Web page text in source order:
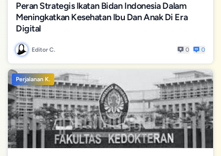
Peran Strategis Ikatan Bidan Indonesia Dalam
Meningkatkan Kesehatan Ibu Dan Anak Di Era
Digital
Editor C. 0 0
Perjalanan K.